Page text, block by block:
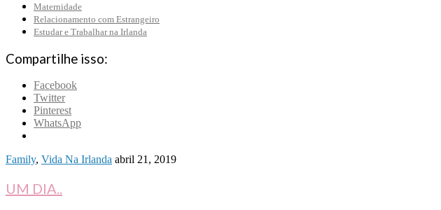
Maternidade
Relacionamento com Estrangeiro
Estudar e Trabalhar na Irlanda
Compartilhe isso:
Facebook
Twitter
Pinterest
WhatsApp
Family, Vida Na Irlanda abril 21, 2019
UM DIA..